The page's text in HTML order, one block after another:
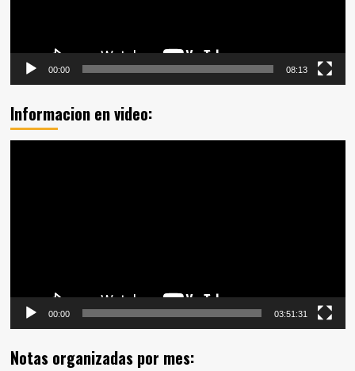
00:00 08:13
Informacion en video:
00:00 03:51:31
Notas organizadas por mes: